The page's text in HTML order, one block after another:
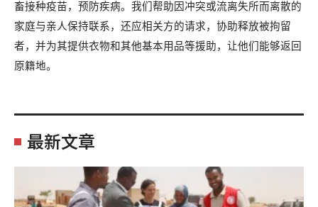
畜接种疫苗，预防疾病。我们帮助因冲突或流离失所而离散的
家庭与亲人保持联系，还应相关方的请求，协助释放被拘留
者，并为其提供衣物和其他基本用品等援助，让他们能够返回
原籍地。
最新文章